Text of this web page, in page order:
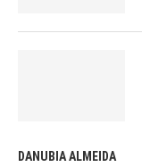
DANUBIA ALMEIDA